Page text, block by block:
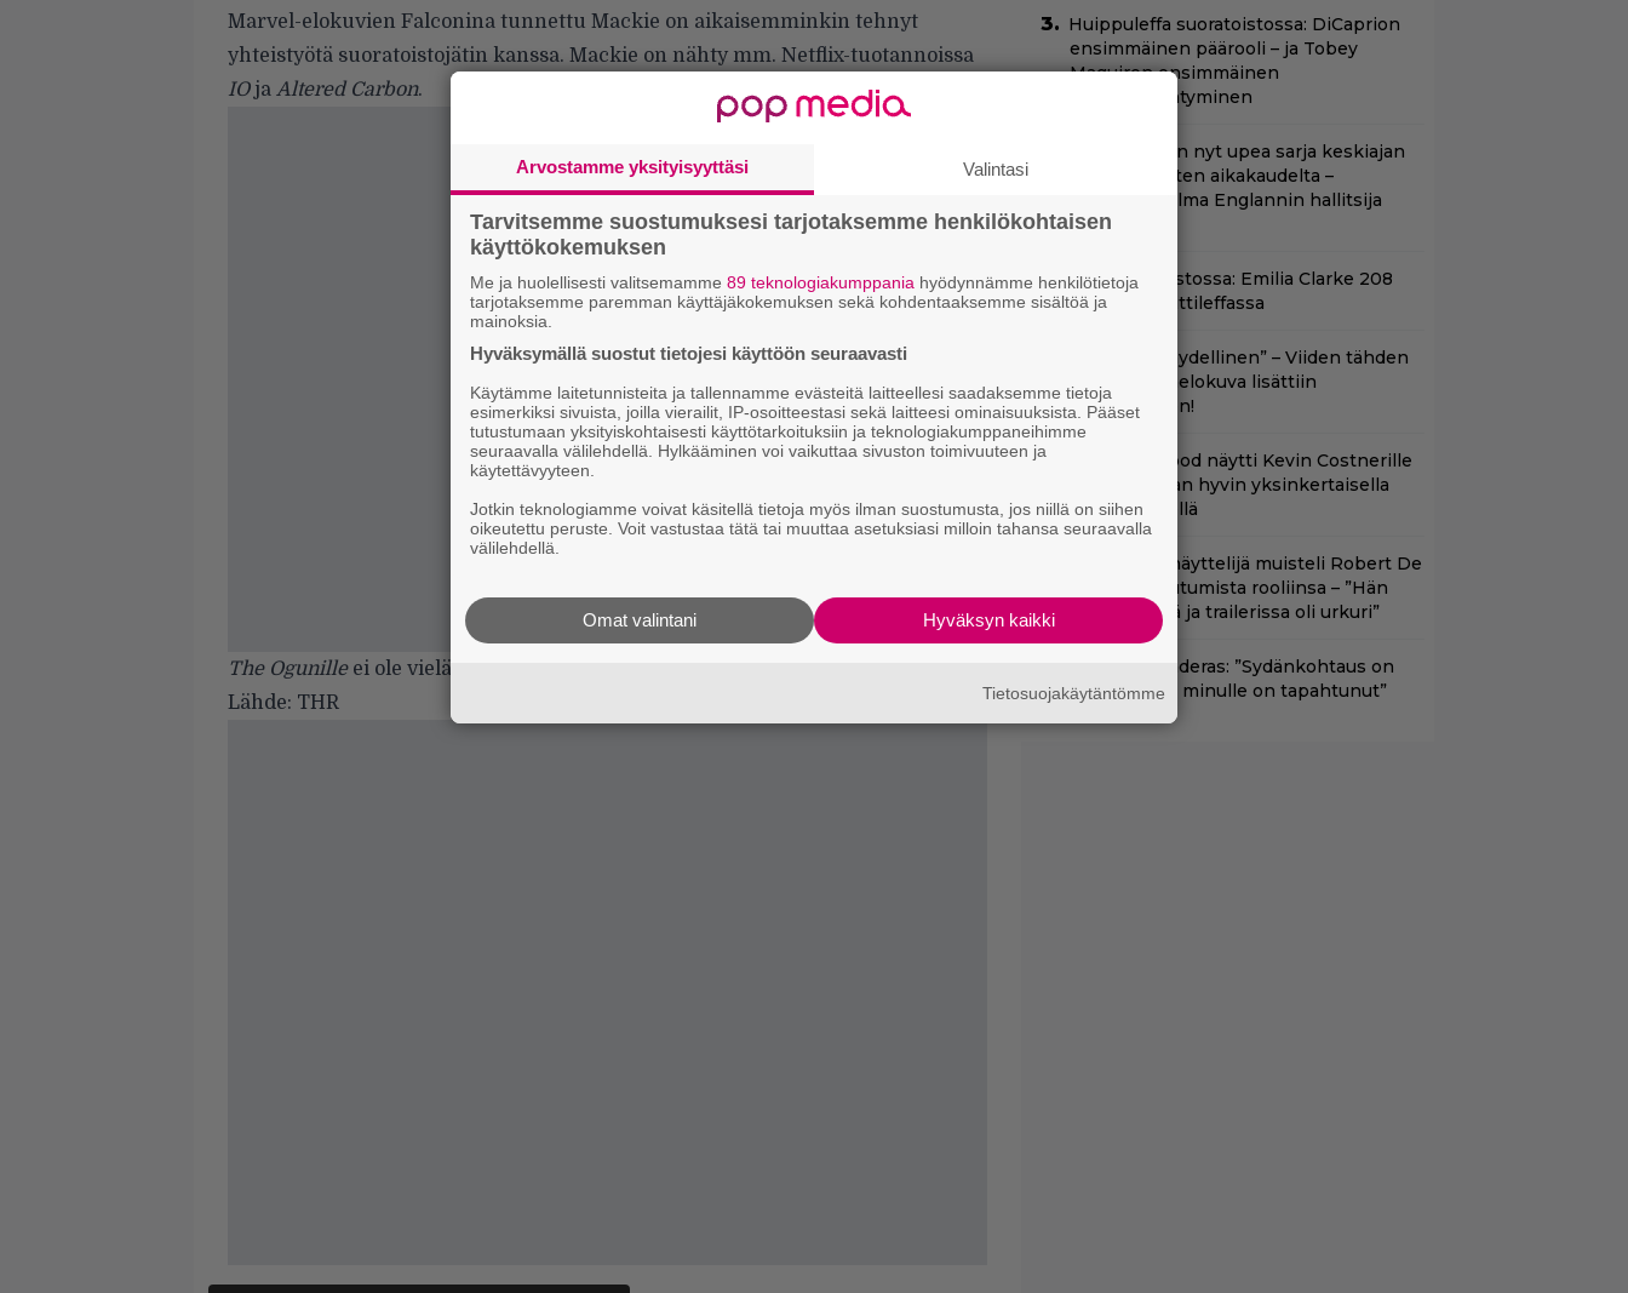
Marvel-elokuvien Falconina tunnettu Mackie on aikaisemminkin tehnyt
yhteistyötä suoratoistojätin kanssa. Mackie on nähty mm. Netflix-tuotannoissa
IOja Altered Carbon.
The Ogunilleei ole vielä kiinnitetty ohjaajaa.
Lähde: THR
Huippuleffa suoratoistossa: DiCaprion
ensimmäinen päärooli – ja Tobey
Maguiren ensimmäinen
elokuvaesiintyminen
Netflixissä on nyt upea sarja keskiajan
kuninkaallisten aikakaudelta –
keskiössä julma Englannin hallitsija
Henrik VIII
Nyt suoratoistossa: Emilia Clarke 208
miljoonan hittileffassa
”Lajissaan täydellinen” – Viiden tähden
scifitoimintaelokuva lisättiin
suoratoistoon!
Clint Eastwood näytti Kevin Costnerille
kaapin paikan hyvin yksinkertaisella
toimenpiteellä
Cape Fear -näyttelijä muisteli Robert De
Niron paneutumista rooliinsa – ”Hän
puhui kielillä ja trailerissa oli urkuri”
Antonio Banderas: ”Sydänkohtaus on
parasta mitä minulle on tapahtunut”
Arvostamme yksityisyyttäsi Valintasi
Tarvitsemme suostumuksesi tarjotaksemme henkilökohtaisen
käyttökokemuksen
Me ja huolellisesti valitsemamme 89 teknologiakumppania hyödynnämme henkilötietoja
tarjotaksemme paremman käyttäjäkokemuksen sekä kohdentaaksemme sisältöä ja
mainoksia.
Hyväksymällä suostut tietojesi käyttöön seuraavasti
Käytämme laitetunnisteita ja tallennamme evästeitä laitteellesi saadaksemme tietoja
esimerkiksi sivuista, joilla vierailit, IP-osoitteestasi sekä laitteesi ominaisuuksista. Pääset
tutustumaan yksityiskohtaisesti käyttötarkoituksiin ja teknologiakumppaneihimme
seuraavalla välilehdellä. Hylkääminen voi vaikuttaa sivuston toimivuuteen ja
käytettävyyteen.
Jotkin teknologiamme voivat käsitellä tietoja myös ilman suostumusta, jos niillä on siihen
oikeutettu peruste. Voit vastustaa tätä tai muuttaa asetuksiasi milloin tahansa seuraavalla
välilehdellä.
Hyväksyn kaikki
Omat valintani
Tietosuojakäytäntömme